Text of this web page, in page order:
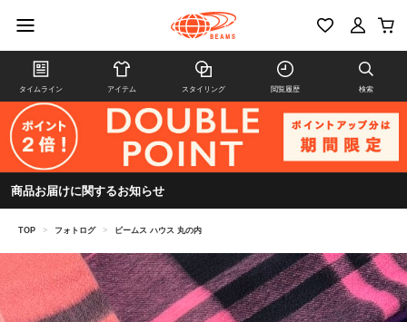
タイムライン アイテム スタイリング 閲覧履歴 検索
商品お届けに関するお知らせ
TOP > フォトログ > ビームス ハウス 丸の内